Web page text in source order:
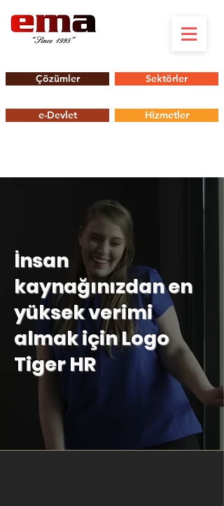
Çözümler Sektörler
e-Devlet Hizmetler
İnsan
kaynağınızdan en
yüksek verimi
almak için Logo
Tiger HR